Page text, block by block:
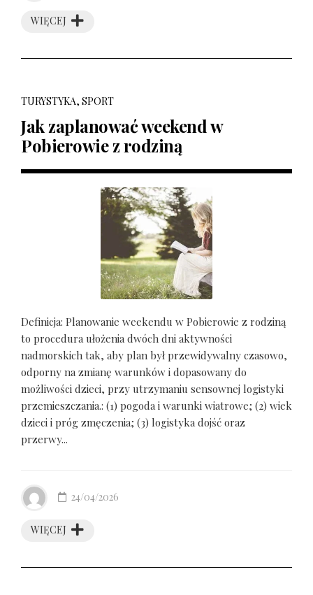
WIĘCEJ
TURYSTYKA, SPORT
Jak zaplanować weekend w
Pobierowie z rodziną
Definicja: Planowanie weekendu w Pobierowie z rodziną
to procedura ułożenia dwóch dni aktywności
nadmorskich tak, aby plan był przewidywalny czasowo,
odporny na zmianę warunków i dopasowany do
możliwości dzieci, przy utrzymaniu sensownej logistyki
przemieszczania.: (1) pogoda i warunki wiatrowe; (2) wiek
dzieci i próg zmęczenia; (3) logistyka dojść oraz
przerwy...
WIĘCEJ
24/04/2026